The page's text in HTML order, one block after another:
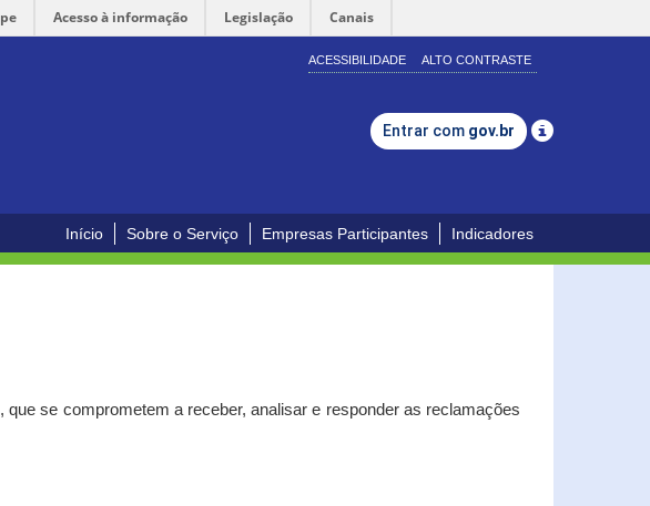
Acesso à informação Legislação Canais
ACESSIBILIDADE ALTO CONTRASTE
Entrar com gov.br
Início Sobre o Serviço Empresas Participantes Indicadores
se comprometem a receber, analisar e responder as reclamações